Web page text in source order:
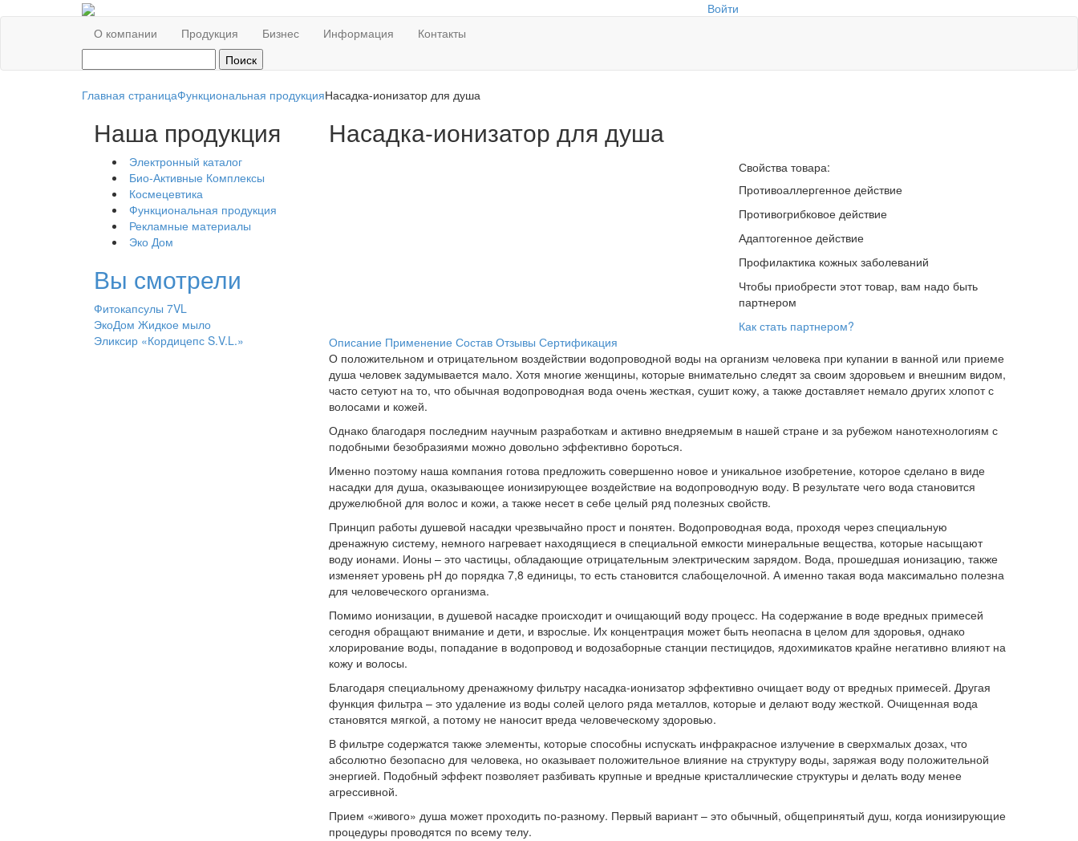
Войти
О компании
Продукция Бизнес Информация Контакты
Главная страницаФункциональная продукцияНасадка-ионизатор для душа
Наша продукция
Электронный каталог
Био-Активные Комплексы
Космецевтика
Функциональная продукция
Рекламные материалы
Эко Дом
Вы смотрели
Фитокапсулы 7VL
ЭкоДом Жидкое мыло
Эликсир «Кордицепс S.V.L.»
Насадка-ионизатор для душа
Свойства товара:
Противоаллергенное действие
Противогрибковое действие
Адаптогенное действие
Профилактика кожных заболеваний
Чтобы приобрести этот товар, вам надо быть
партнером
Как стать партнером?
Описание Применение Состав Отзывы Сертификация
О положительном и отрицательном воздействии водопроводной воды на организм человека при купании в ванной или приеме
душа человек задумывается мало. Хотя многие женщины, которые внимательно следят за своим здоровьем и внешним видом,
часто сетуют на то, что обычная водопроводная вода очень жесткая, сушит кожу, а также доставляет немало других хлопот с
волосами и кожей.
Однако благодаря последним научным разработкам и активно внедряемым в нашей стране и за рубежом нанотехнологиям с
подобными безобразиями можно довольно эффективно бороться.
Именно поэтому наша компания готова предложить совершенно новое и уникальное изобретение, которое сделано в виде
насадки для душа, оказывающее ионизирующее воздействие на водопроводную воду. В результате чего вода становится
дружелюбной для волос и кожи, а также несет в себе целый ряд полезных свойств.
Принцип работы душевой насадки чрезвычайно прост и понятен. Водопроводная вода, проходя через специальную
дренажную систему, немного нагревает находящиеся в специальной емкости минеральные вещества, которые насыщают
воду ионами. Ионы – это частицы, обладающие отрицательным электрическим зарядом. Вода, прошедшая ионизацию, также
изменяет уровень рН до порядка 7,8 единицы, то есть становится слабощелочной. А именно такая вода максимально полезна
для человеческого организма.
Помимо ионизации, в душевой насадке происходит и очищающий воду процесс. На содержание в воде вредных примесей
сегодня обращают внимание и дети, и взрослые. Их концентрация может быть неопасна в целом для здоровья, однако
хлорирование воды, попадание в водопровод и водозаборные станции пестицидов, ядохимикатов крайне негативно влияют на
кожу и волосы.
Благодаря специальному дренажному фильтру насадка-ионизатор эффективно очищает воду от вредных примесей. Другая
функция фильтра – это удаление из воды солей целого ряда металлов, которые и делают воду жесткой. Очищенная вода
становятся мягкой, а потому не наносит вреда человеческому здоровью.
В фильтре содержатся также элементы, которые способны испускать инфракрасное излучение в сверхмалых дозах, что
абсолютно безопасно для человека, но оказывает положительное влияние на структуру воды, заряжая воду положительной
энергией. Подобный эффект позволяет разбивать крупные и вредные кристаллические структуры и делать воду менее
агрессивной.
Прием «живого» душа может проходить по-разному. Первый вариант – это обычный, общепринятый душ, когда ионизирующие
процедуры проводятся по всему телу.